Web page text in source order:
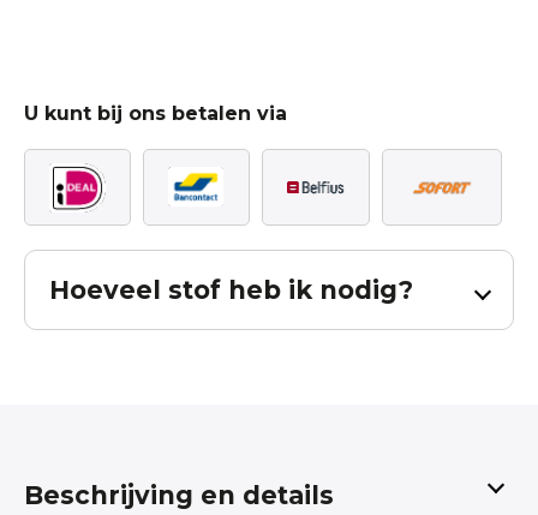
U kunt bij ons betalen via
Hoeveel stof heb ik nodig?
een effen stof dient u 65cm per baan in mindering te brengen.
Beschrijving en details